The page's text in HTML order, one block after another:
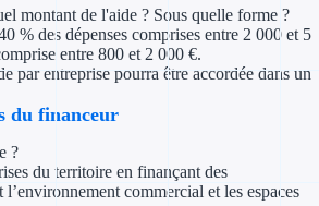
Investir dans
Exonération
montant de l'aide ? Sous quelle forme ?
% des dépenses comprises entre 2 000 et 5
entre 800 et 2 000 €.
par entreprise pourra être accordée dans un
du financeur
?
du territoire en finançant des
l’environnement commercial et les espaces